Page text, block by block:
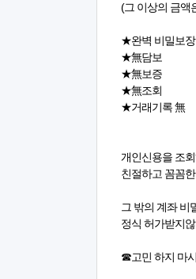
(그 이상의 금액
★완벽 비밀보장
★無담보
★無보증
★無조회
★거래기록 無
개인신용을 조
친절하고 꼼꼼
그 밖의 계좌 비
정식 허가받지
☎고민 하지 마